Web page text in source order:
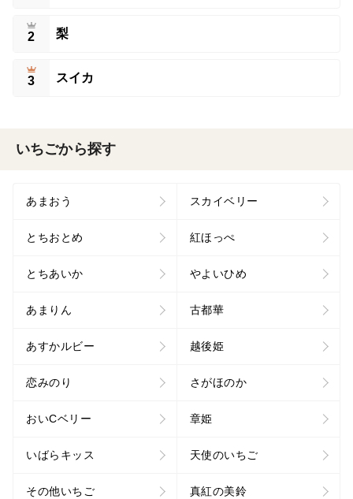
2 梨
3 スイカ
いちごから探す
あまおう スカイベリー
とちおとめ 紅ほっぺ
とちあいか やよいひめ
あまりん 古都華
あすかルビー 越後姫
恋みのり さがほのか
おいCベリー 章姫
いばらキッス 天使のいちご
その他いちご 真紅の美鈴